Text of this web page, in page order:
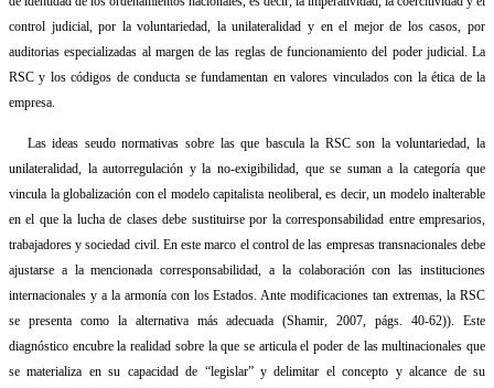
control judicial, por la voluntariedad, la unilateralidad y en el mejor de los casos, por
auditorias especializadas al margen de las reglas de funcionamiento del poder judicial. La
RSC y los códigos de conducta se fundamentan en valores vinculados con la ética de la
empresa.
Las ideas seudo normativas sobre las que bascula la RSC son la voluntariedad, la
unilateralidad, la autorregulación y la no-exigibilidad, que se suman a la categoría que
vincula la globalización con el modelo capitalista neoliberal, es decir, un modelo inalterable
en el que la lucha de clases debe sustituirse por la corresponsabilidad entre empresarios,
trabajadores y sociedad civil. En este marco el control de las empresas transnacionales debe
ajustarse a la mencionada corresponsabilidad, a la colaboración con las instituciones
internacionales y a la armonía con los Estados. Ante modificaciones tan extremas, la RSC
se presenta como la alternativa más adecuada (Shamir, 2007, págs. 40-62)). Este
diagnóstico encubre la realidad sobre la que se articula el poder de las multinacionales que
se materializa en su capacidad de “legislar” y delimitar el concepto y alcance de su